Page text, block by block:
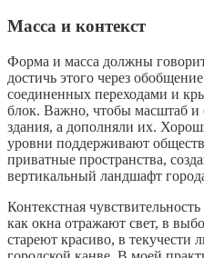
Масса и контекст
Форма и масса должны
достичь этого через
соединенных переходами и
блок. Важно, чтобы масштаб и
здания, а дополняли их.
уровни поддерживают
приватные пространства,
вертикальный ландшафт
Контекстная
как окна отражают свет, в
стареют красиво, в текучести